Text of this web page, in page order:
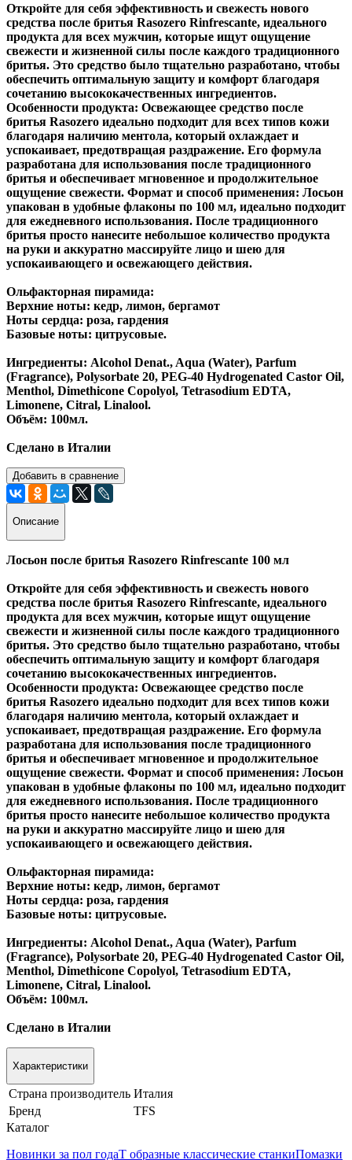
Откройте для себя эффективность и свежесть нового
средства после бритья Rasozero Rinfrescante, идеального
продукта для всех мужчин, которые ищут ощущение
свежести и жизненной силы после каждого традиционного
бритья. Это средство было тщательно разработано, чтобы
обеспечить оптимальную защиту и комфорт благодаря
сочетанию высококачественных ингредиентов.
Особенности продукта: Освежающее средство после
бритья Rasozero идеально подходит для всех типов кожи
благодаря наличию ментола, который охлаждает и
успокаивает, предотвращая раздражение. Его формула
разработана для использования после традиционного
бритья и обеспечивает мгновенное и продолжительное
ощущение свежести. Формат и способ применения: Лосьон
упакован в удобные флаконы по 100 мл, идеально подходит
для ежедневного использования. После традиционного
бритья просто нанесите небольшое количество продукта
на руки и аккуратно массируйте лицо и шею для
успокаивающего и освежающего действия.
Ольфакторная пирамида:
Верхние ноты: кедр, лимон, бергамот
Ноты сердца: роза, гардения
Базовые ноты: цитрусовые.
Ингредиенты: Alcohol Denat., Aqua (Water), Parfum
(Fragrance), Polysorbate 20, PEG-40 Hydrogenated Castor Oil,
Menthol, Dimethicone Copolyol, Tetrasodium EDTA,
Limonene, Citral, Linalool.
Объём: 100мл.
Сделано в Италии
Добавить в сравнение
Описание
Лосьон после бритья Rasozero Rinfrescante 100 мл
Откройте для себя эффективность и свежесть нового
средства после бритья Rasozero Rinfrescante, идеального
продукта для всех мужчин, которые ищут ощущение
свежести и жизненной силы после каждого традиционного
бритья. Это средство было тщательно разработано, чтобы
обеспечить оптимальную защиту и комфорт благодаря
сочетанию высококачественных ингредиентов.
Особенности продукта: Освежающее средство после
бритья Rasozero идеально подходит для всех типов кожи
благодаря наличию ментола, который охлаждает и
успокаивает, предотвращая раздражение. Его формула
разработана для использования после традиционного
бритья и обеспечивает мгновенное и продолжительное
ощущение свежести. Формат и способ применения: Лосьон
упакован в удобные флаконы по 100 мл, идеально подходит
для ежедневного использования. После традиционного
бритья просто нанесите небольшое количество продукта
на руки и аккуратно массируйте лицо и шею для
успокаивающего и освежающего действия.
Ольфакторная пирамида:
Верхние ноты: кедр, лимон, бергамот
Ноты сердца: роза, гардения
Базовые ноты: цитрусовые.
Ингредиенты: Alcohol Denat., Aqua (Water), Parfum
(Fragrance), Polysorbate 20, PEG-40 Hydrogenated Castor Oil,
Menthol, Dimethicone Copolyol, Tetrasodium EDTA,
Limonene, Citral, Linalool.
Объём: 100мл.
Сделано в Италии
Характеристики
Страна производитель Италия
Бренд
TFS
Каталог
Новинки за пол годаТ образные классические станкиПомазки